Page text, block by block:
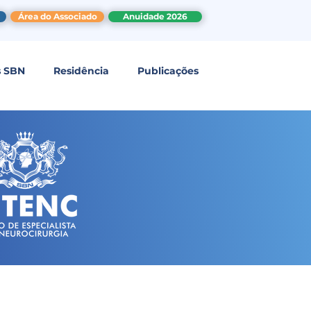
Área do Associado Anuidade 2026
SBN Residência Publicações